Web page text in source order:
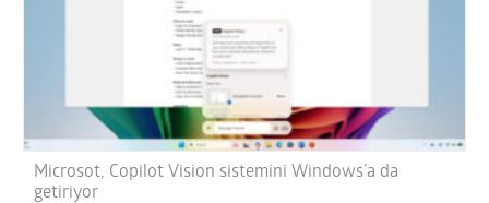
Microsot, Copilot Vision sistemini Windows’a da
getiriyor